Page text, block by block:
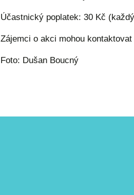
Účastnický poplatek: 30 Kč
Zájemci o akci mohou
Foto: Dušan Boucný